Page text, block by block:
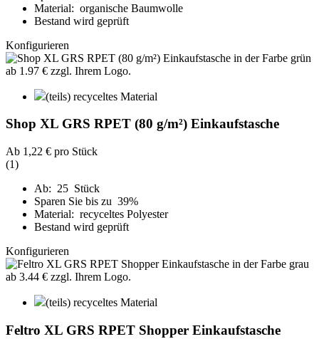
Material: organische Baumwolle
Bestand wird geprüft
Konfigurieren
(teils) recyceltes Material
Shop XL GRS RPET (80 g/m²) Einkaufstasche
Ab 1,22 € pro Stück
(1)
Ab: 25 Stück
Sparen Sie bis zu 39%
Material: recyceltes Polyester
Bestand wird geprüft
Konfigurieren
(teils) recyceltes Material
Feltro XL GRS RPET Shopper Einkaufstasche